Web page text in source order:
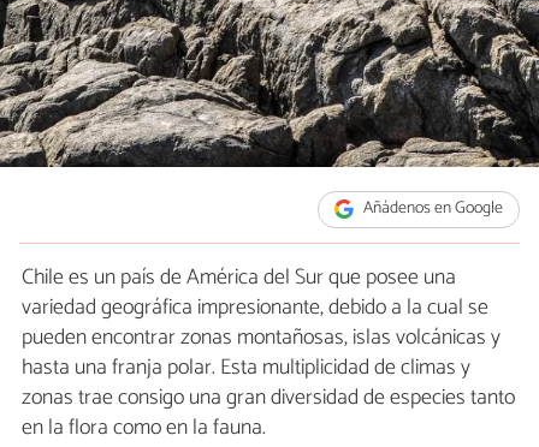
Añádenos en Google
Chile es un país de América del Sur que posee una
variedad geográfica impresionante, debido a la cual se
pueden encontrar zonas montañosas, islas volcánicas y
hasta una franja polar. Esta multiplicidad de climas y
zonas trae consigo una gran diversidad de especies tanto
en la flora como en la fauna.